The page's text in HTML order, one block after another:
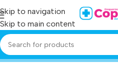
Skip to navigation
Skip to main content
Producto